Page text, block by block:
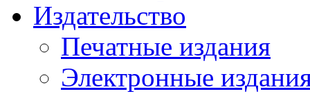
Издательство
Печатные издания
Электронные